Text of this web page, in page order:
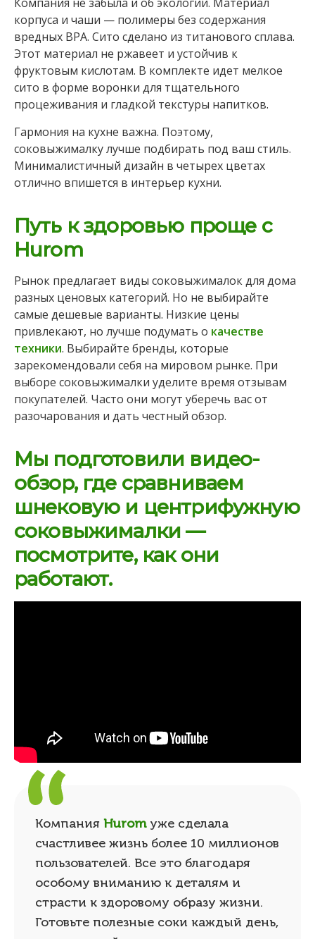
корпуса и чаши — полимеры без содержания
вредных BPA. Сито сделано из титанового сплава.
Этот материал не ржавеет и устойчив к
фруктовым кислотам. В комплекте идет мелкое
сито в форме воронки для тщательного
процеживания и гладкой текстуры напитков.
Гармония на кухне важна. Поэтому,
соковыжималку лучше подбирать под ваш стиль.
Минималистичный дизайн в четырех цветах
отлично впишется в интерьер кухни.
Путь к здоровью проще с
Hurom
Рынок предлагает виды соковыжималок для дома
разных ценовых категорий. Но не выбирайте
самые дешевые варианты. Низкие цены
привлекают, но лучше подумать о качестве
техники. Выбирайте бренды, которые
зарекомендовали себя на мировом рынке. При
выборе соковыжималки уделите время отзывам
покупателей. Часто они могут уберечь вас от
разочарования и дать честный обзор.
Мы подготовили видео-
обзор, где сравниваем
шнековую и центрифужную
соковыжималки —
посмотрите, как они
работают.
Компания Huromуже сделала
счастливее жизнь более 10 миллионов
пользователей. Все это благодаря
особому вниманию к деталям и
страсти к здоровому образу жизни.
Готовьте полезные соки каждый день,